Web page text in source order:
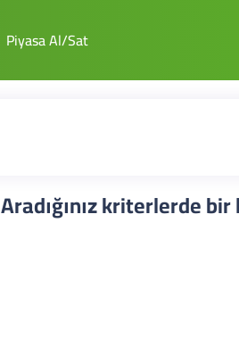
Piyasa Al/Sat
Aradığınız kriterlerde